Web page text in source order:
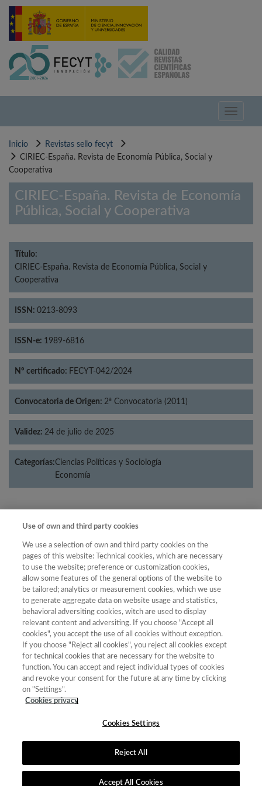
Pasar
contenido
Toggle
Inicio
Revistas sello fecyt
CIRIEC-España. Revista de Economía Pública, Social y
Cooperativa
CIRIEC-España. Revista de Economía
Pública, Social y Cooperativa
Título:
CIRIEC-España. Revista de Economía Pública, Social y
Cooperativa
ISSN: 0213-8093
ISSN-e: 1989-6816
Nº certificado: FECYT-042/2024
Convocatoria de Origen: 2ª Convocatoria (2011)
Validez: 24 de julio de 2025
Categorías:Ciencias Políticas y Sociología
Economía
Año
Año
Año Filtrar
Año
Categoría
Puntuación Posición
Total
de
revistas
2023
Ciencias
Políticas y
Sociología
85.84 2 68
2023 Economía
calidad|Aviso Legal y Política de Privacidad
Use of own and third party cookies
We use a selection of own and third party cookies on the
pages of this website: Technical cookies, which are necessary
to use the website; preference or customization cookies,
allow some features of the general options of the website to
be tailored; analytics or measurement cookies, which we use
to generate aggregate data on website usage and statistics,
behavioral adversiting cookies, witch are used to display
relevant content and adversiting. If you choose "Accept all
cookies", you accept the use of all cookies without exception.
If you choose "Reject all cookies", you reject all cookies except
for technical cookies that are necessary for the website to
function. You can accept and reject individual types of cookies
and revoke your consent for the future at any time by clicking
on "Settings".
Cookies privacy
Cookies Settings
Reject All
Accept All Cookies